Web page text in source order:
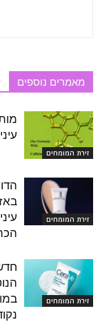
מאמרים נוספים
זירת המומחים
זירת המומחים
זירת המומחים